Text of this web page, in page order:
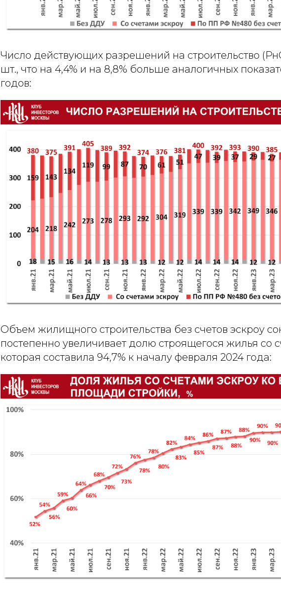
Число действующих разрешений на строительство
шт., что на 4,4% и на 8,8% больше аналогичных
годов:
Объем жилищного строительства без счетов эскроу
постепенно увеличивает долю строящегося жилья со
которая составила 94,7% к началу февраля 2024 года: